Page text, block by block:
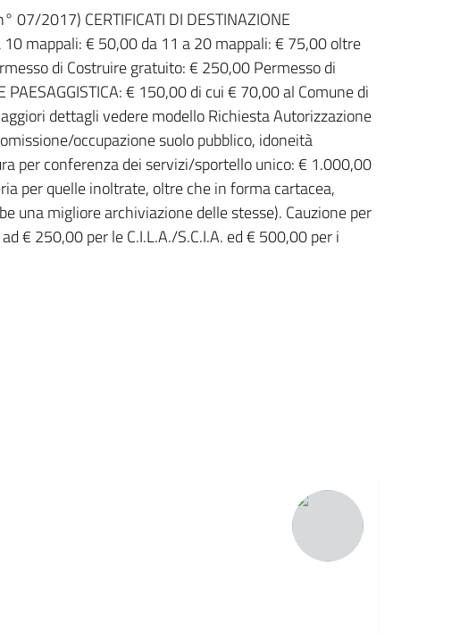
07/2017) CERTIFICATI DI DESTINAZIONE
mappali: € 50,00 da 11 a 20 mappali: € 75,00 oltre
di Costruire gratuito: € 250,00 Permesso di
€ 150,00 di cui € 70,00 al Comune di
dettagli vedere modello Richiesta Autorizzazione
occupazione suolo pubblico, idoneità
per conferenza dei servizi/sportello unico: € 1.000,00
per quelle inoltrate, oltre che in forma cartacea,
una migliore archiviazione delle stesse). Cauzione per
€ 250,00 per le C.I.L.A./S.C.I.A. ed € 500,00 per i